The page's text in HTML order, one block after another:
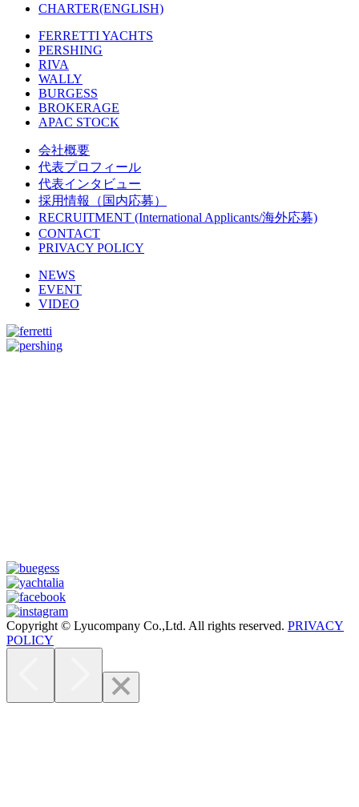
CHARTER(ENGLISH)
FERRETTI YACHTS
PERSHING
RIVA
WALLY
BURGESS
BROKERAGE
APAC STOCK
会社概要
代表プロフィール
代表インタビュー
採用情報（国内応募）
RECRUITMENT (International Applicants/海外応募)
CONTACT
PRIVACY POLICY
NEWS
EVENT
VIDEO
Copyright © Lyucompany Co.,Ltd. All rights reserved. PRIVACY
POLICY